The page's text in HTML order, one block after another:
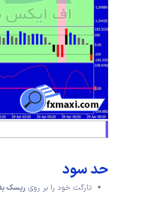
حد سود
تارگت خود را بر روی ریسک به